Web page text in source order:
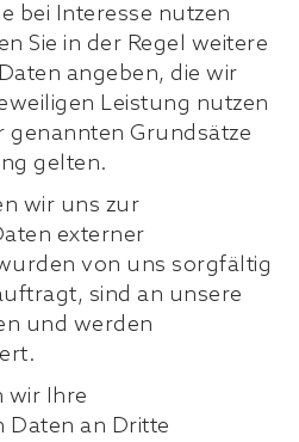
bei Interesse nutzen
Sie in der Regel weitere
angeben, die wir
Leistung nutzen
genannten Grundsätze
gelten.
wir uns zur
externer
von uns sorgfältig
sind an unsere
und werden
wir Ihre
Daten an Dritte